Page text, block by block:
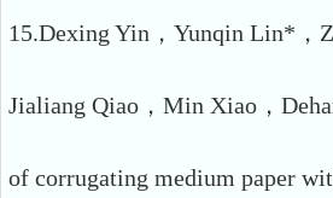
15.Dexing Yin，Yunqin Lin*，
Jialiang Qiao，Min Xiao，
of corrugating medium paper